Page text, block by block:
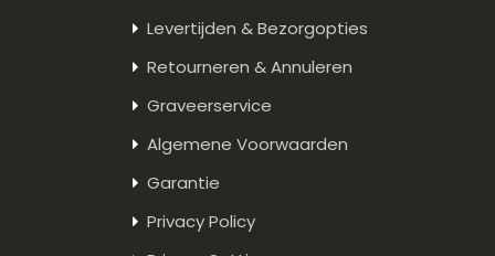
Levertijden & Bezorgopties
Retourneren & Annuleren
Graveerservice
Algemene Voorwaarden
Garantie
Privacy Policy